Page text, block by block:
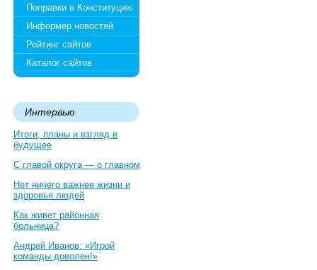
Поправки в Конституцию
Информер новостей
Рейтинг сайтов
Каталог сайтов
Интервью
Итоги, планы и взгляд в
будущее
С главой округа — о главном
Нет ничего важнее жизни и
здоровья людей
Как живет районная
больница?
Андрей Иванов: «Игрой
команды доволен!»